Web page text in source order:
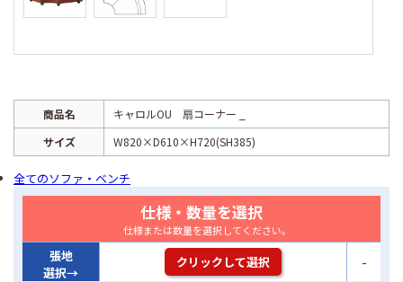
商品名
キャロルOU 扇コーナー _
サイズ
W820×D610×H720(SH385)
全てのソファ・ベンチ
仕様・数量を選択
仕様または数量を選択してください。
張地
選択→
クリックして選択 -